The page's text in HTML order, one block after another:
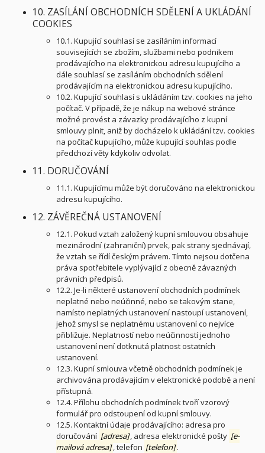
10. ZASÍLÁNÍ OBCHODNÍCH SDĚLENÍ A UKLÁDÁNÍ
COOKIES
10.1. Kupující souhlasí se zasíláním informací
souvisejících se zbožím, službami nebo podnikem
prodávajícího na elektronickou adresu kupujícího a
dále souhlasí se zasíláním obchodních sdělení
prodávajícím na elektronickou adresu kupujícího.
10.2. Kupující souhlasí s ukládáním tzv. cookies na jeho
počítač. V případě, že je nákup na webové stránce
možné provést a závazky prodávajícího z kupní
smlouvy plnit, aniž by docházelo k ukládání tzv. cookies
na počítač kupujícího, může kupující souhlas podle
předchozí věty kdykoliv odvolat.
11. DORUČOVÁNÍ
11.1. Kupujícímu může být doručováno na elektronickou
adresu kupujícího.
12. ZÁVĚREČNÁ USTANOVENÍ
12.1. Pokud vztah založený kupní smlouvou obsahuje
mezinárodní (zahraniční) prvek, pak strany sjednávají,
že vztah se řídí českým právem. Tímto nejsou dotčena
práva spotřebitele vyplývající z obecně závazných
právních předpisů.
12.2. Je-li některé ustanovení obchodních podmínek
neplatné nebo neúčinné, nebo se takovým stane,
namísto neplatných ustanovení nastoupí ustanovení,
jehož smysl se neplatnému ustanovení co nejvíce
přibližuje. Neplatností nebo neúčinností jednoho
ustanovení není dotknutá platnost ostatních
ustanovení.
12.3. Kupní smlouva včetně obchodních podmínek je
archivována prodávajícím v elektronické podobě a není
přístupná.
12.4. Přílohu obchodních podmínek tvoří vzorový
formulář pro odstoupení od kupní smlouvy.
12.5. Kontaktní údaje prodávajícího: adresa pro
doručování [adresa], adresa elektronické pošty [e-
mailová adresa] , telefon [telefon] .